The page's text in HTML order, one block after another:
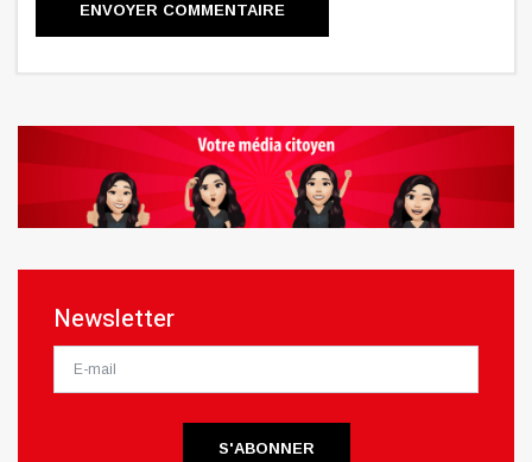
ENVOYER COMMENTAIRE
Newsletter
S'ABONNER